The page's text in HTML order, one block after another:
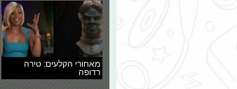
מאחורי הקלעים: טירה
רדופה